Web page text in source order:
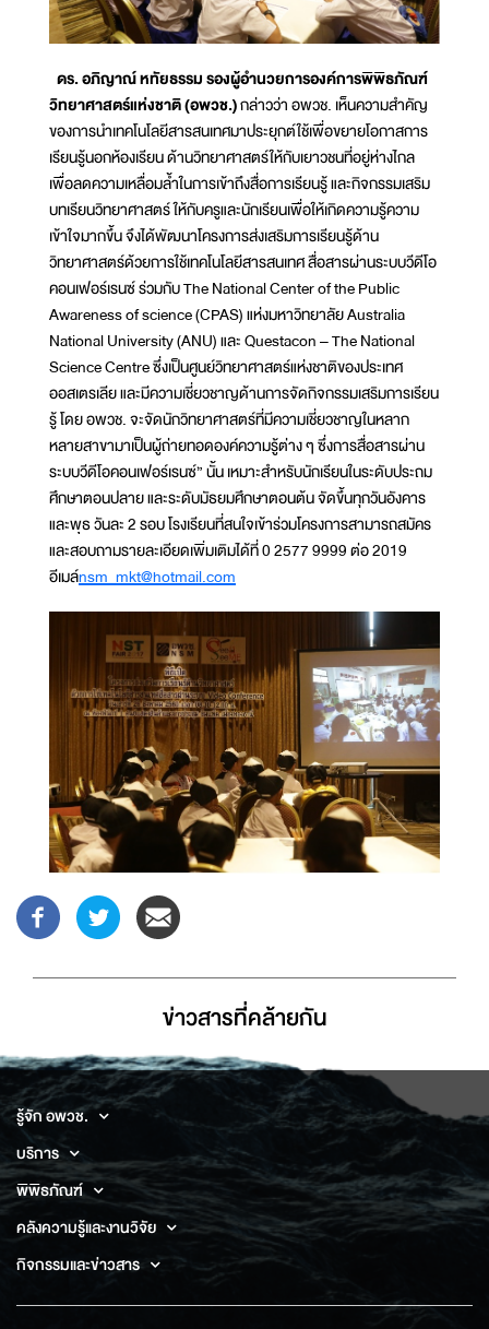
ดร. อภิญาณ์ หทัยธรรม รองผู้อำนวยการองค์การพิพิธภัณฑ์
วิทยาศาสตร์แห่งชาติ (อพวช.)กล่าวว่า อพวช. เห็นความสำคัญ
ของการนำเทคโนโลยีสารสนเทศมาประยุกต์ใช้เพื่อขยายโอกาสการ
เรียนรู้นอกห้องเรียน ด้านวิทยาศาสตร์ให้กับเยาวชนที่อยู่ห่างไกล
เพื่อลดความเหลื่อมล้ำในการเข้าถึงสื่อการเรียนรู้ และกิจกรรมเสริม
บทเรียนวิทยาศาสตร์ ให้กับครูและนักเรียนเพื่อให้เกิดความรู้ความ
เข้าใจมากขึ้น จึงได้พัฒนาโครงการส่งเสริมการเรียนรู้ด้าน
วิทยาศาสตร์ด้วยการใช้เทคโนโลยีสารสนเทศ สื่อสารผ่านระบบวีดีโอ
คอนเฟอร์เรนซ์ ร่วมกับ The National Center of the Public
Awareness of science (CPAS) แห่งมหาวิทยาลัย Australia
National University (ANU) และ Questacon – The National
Science Centre ซึ่งเป็นศูนย์วิทยาศาสตร์แห่งชาติของประเทศ
ออสเตรเลีย และมีความเชี่ยวชาญด้านการจัดกิจกรรมเสริมการเรียน
รู้ โดย อพวช. จะจัดนักวิทยาศาสตร์ที่มีความเชี่ยวชาญในหลาก
หลายสาขามาเป็นผู้ถ่ายทอดองค์ความรู้ต่าง ๆ ซึ่งการสื่อสารผ่าน
ระบบวีดีโอคอนเฟอร์เรนซ์” นั้น เหมาะสำหรับนักเรียนในระดับประถม
ศึกษาตอนปลาย และระดับมัธยมศึกษาตอนต้น จัดขึ้นทุกวันอังคาร
และพุธ วันละ 2 รอบ โรงเรียนที่สนใจเข้าร่วมโครงการสามารถสมัคร
และสอบถามรายละเอียดเพิ่มเติมได้ที่ 0 2577 9999 ต่อ 2019
อีเมล์nsm_mkt@hotmail.com
ข่าวสารที่่คล้ายกัน
รู้จัก อพวช.
บริการ
พิพิธภัณฑ์
คลังความรู้และงานวิจัย
กิจกรรมและข่าวสาร